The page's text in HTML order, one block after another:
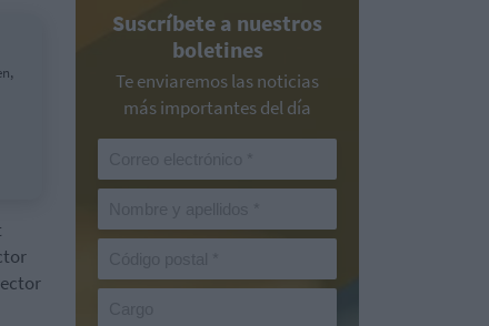
Suscríbete a nuestros
boletines
Te enviaremos las noticias
más importantes del día